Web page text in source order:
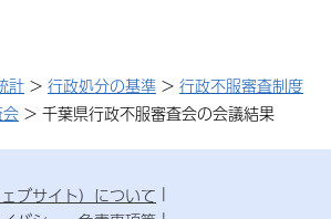
計 > 行政処分の基準 > 行政不服審査制度
> 千葉県行政不服審査会の会議結果
ブサイト）について